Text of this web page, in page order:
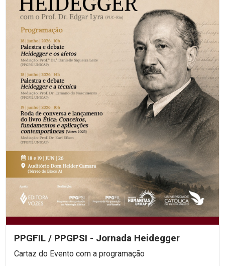
PPGFIL / PPGPSI - Jornada Heidegger
Cartaz do Evento com a programação